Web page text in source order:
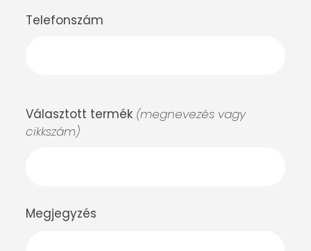
Telefonszám
Választott termék (megnevezés vagy
cikkszám)
Megjegyzés